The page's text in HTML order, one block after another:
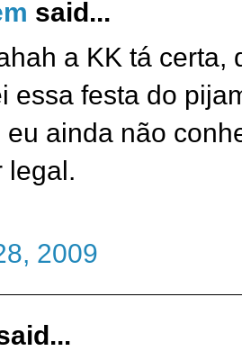
said...
a KK tá certa,
essa festa do
eu ainda não
legal.
2009